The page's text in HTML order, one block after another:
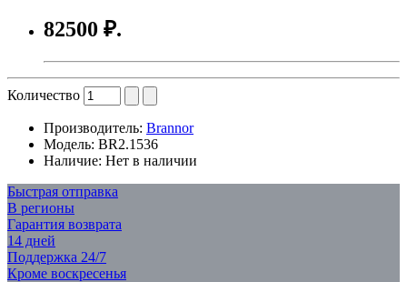
82500 ₽.
Количество
Производитель: Brannor
Модель: BR2.1536
Наличие: Нет в наличии
Быстрая отправка
В регионы
Гарантия возврата
14 дней
Поддержка 24/7
Кроме воскресенья